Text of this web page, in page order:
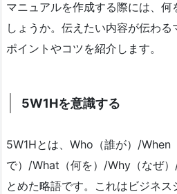
マニュアルを作成する際には、
しょうか。伝えたい内容が伝わ
ポイントやコツを紹介します。
5W1Hを意識する
5W1Hとは、Who（誰が）/When
で）/What（何を）/Why（なぜ
とめた略語です。これはビジネ